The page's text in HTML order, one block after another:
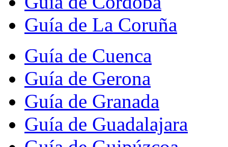
Guía de La Coruña
Guía de Cuenca
Guía de Gerona
Guía de Granada
Guía de Guadalajara